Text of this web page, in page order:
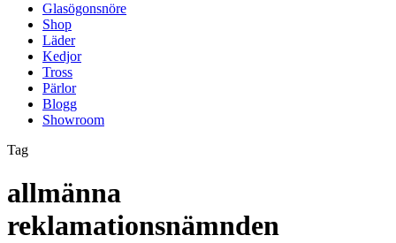
Glasögonsnöre
Shop
Läder
Kedjor
Tross
Pärlor
Blogg
Showroom
Tag
allmänna
reklamationsnämnden